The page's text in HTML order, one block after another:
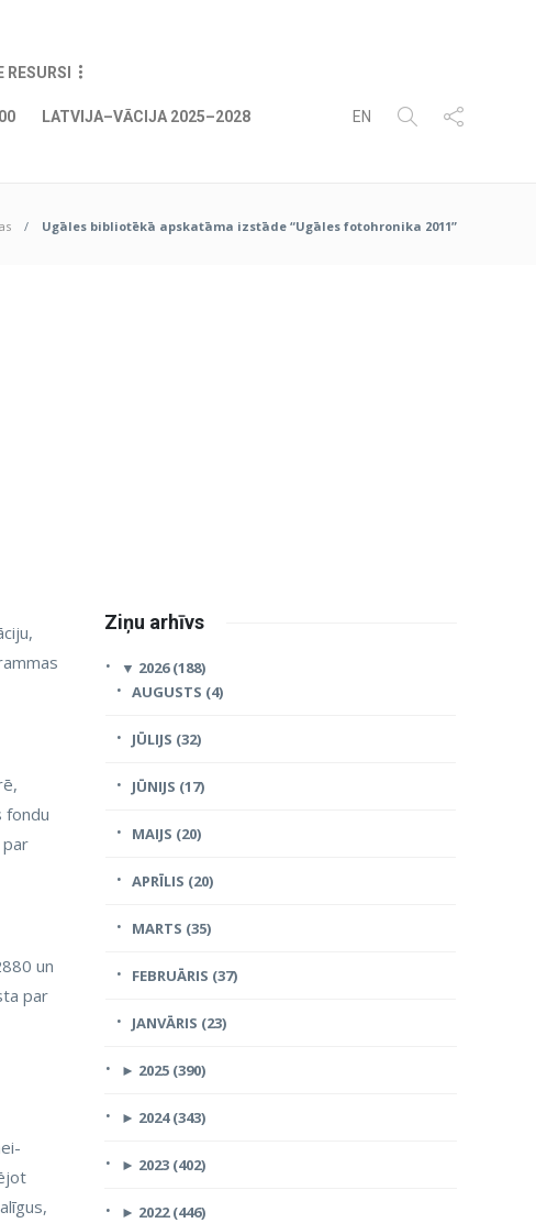
RESURSI
LATVIJA–VĀCIJA 2025–2028 EN
Ugāles bibliotēkā apskatāma izstāde “Ugāles fotohronika 2011”
fondu
un
par
Ziņu arhīvs
▼ 2026 (188)
AUGUSTS (4)
JŪLIJS (32)
JŪNIJS (17)
MAIJS (20)
APRĪLIS (20)
MARTS (35)
FEBRUĀRIS (37)
JANVĀRIS (23)
► 2025 (390)
► 2024 (343)
► 2023 (402)
► 2022 (446)